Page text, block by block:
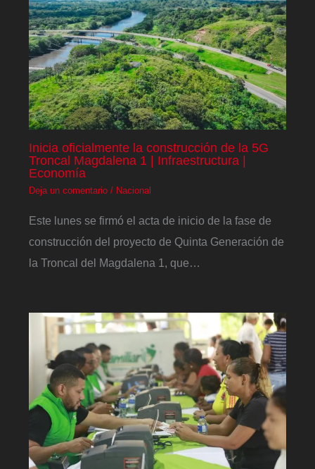
Inicia oficialmente la construcción de la 5G
Troncal Magdalena 1 | Infraestructura |
Economía
Deja un comentario / Nacional
Este lunes se firmó el acta de inicio de la fase de
construcción del proyecto de Quinta Generación de
la Troncal del Magdalena 1, que…